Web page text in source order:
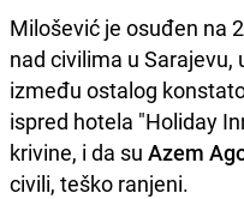
Milošević je osuđen na
nad civilima u
između ostalog
ispred hotela "Holiday
krivine, i da su Azem
civili, teško ranjeni.